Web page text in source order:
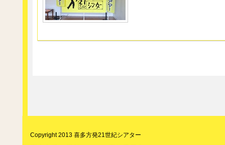
Copyright 2013 喜多方発21世紀シアター